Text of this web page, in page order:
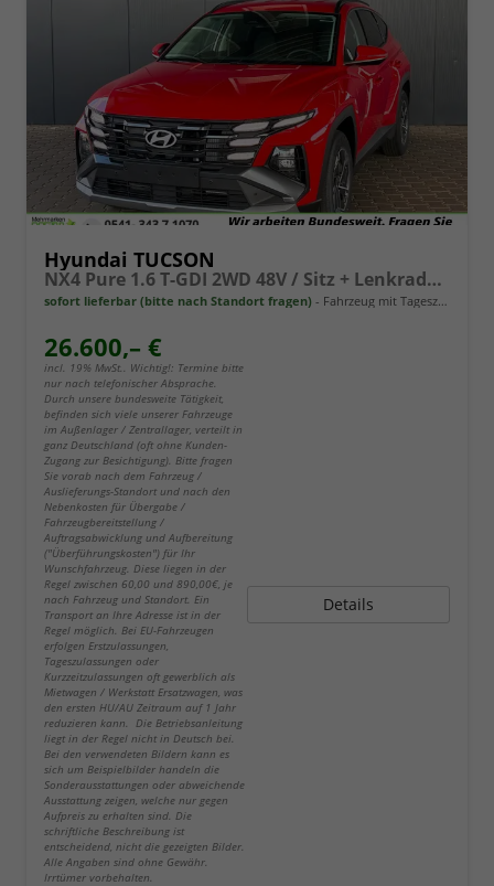
Hyundai TUCSON
NX4 Pure 1.6 T-GDI 2WD 48V / Sitz + Lenkradheiz. LED Tempomat Alu 17"
sofort lieferbar (bitte nach Standort fragen) Fahrzeug mit Tageszulassung
26.600,– €
incl. 19% MwSt.. Wichtig!: Termine bitte
nur nach telefonischer Absprache.
Durch unsere bundesweite Tätigkeit,
befinden sich viele unserer Fahrzeuge
im Außenlager / Zentrallager, verteilt in
ganz Deutschland (oft ohne Kunden-
Zugang zur Besichtigung). Bitte fragen
Sie vorab nach dem Fahrzeug /
Auslieferungs-Standort und nach den
Nebenkosten für Übergabe /
Fahrzeugbereitstellung /
Auftragsabwicklung und Aufbereitung
("Überführungskosten") für Ihr
Wunschfahrzeug. Diese liegen in der
Regel zwischen 60,00 und 890,00€, je
nach Fahrzeug und Standort. Ein
Transport an Ihre Adresse ist in der
Regel möglich. Bei EU-Fahrzeugen
erfolgen Erstzulassungen,
Tageszulassungen oder
Kurzzeitzulassungen oft gewerblich als
Mietwagen / Werkstatt Ersatzwagen, was
den ersten HU/AU Zeitraum auf 1 Jahr
reduzieren kann. Die Betriebsanleitung
liegt in der Regel nicht in Deutsch bei.
Bei den verwendeten Bildern kann es
sich um Beispielbilder handeln die
Sonderausstattungen oder abweichende
Ausstattung zeigen, welche nur gegen
Aufpreis zu erhalten sind. Die
schriftliche Beschreibung ist
entscheidend, nicht die gezeigten Bilder.
Alle Angaben sind ohne Gewähr.
Irrtümer vorbehalten.
Details